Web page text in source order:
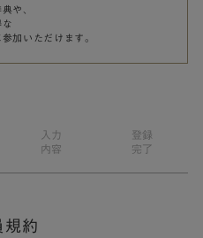
や、
な
加いただけます。
入力
内容
登録
完了
規約